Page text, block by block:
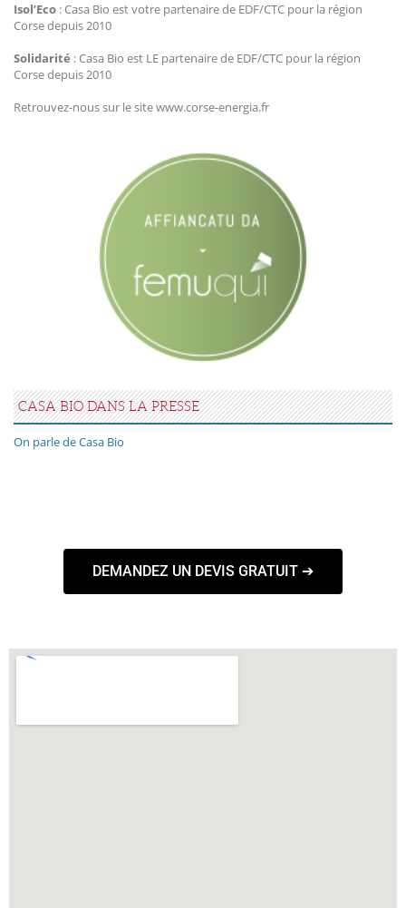
Isol’Eco : Casa Bio est votre partenaire de EDF/CTC pour la région
Corse depuis 2010
Solidarité : Casa Bio est LE partenaire de EDF/CTC pour la région
Corse depuis 2010
Retrouvez-nous sur le site www.corse-energia.fr
CASA BIO DANS LA PRESSE
On parle de Casa Bio
DEMANDEZ UN DEVIS GRATUIT ➔